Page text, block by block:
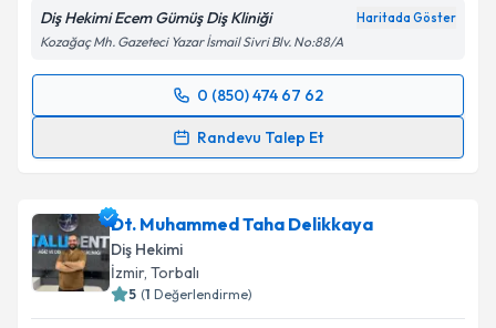
kapsamda işlenmesini kabul ediyorum.
Takvim Talebini Gönder
Diş Hekimi Ecem Gümüş Diş Kliniği Haritada Göster
Kozağaç Mh. Gazeteci Yazar İsmail Sivri Blv. No:88/A
0 (850) 474 67 62
Randevu Talep Et
Randevu Takvimi Talebi
takvim hazırlandığında e-posta ile bilgilendireceğiz.
E-posta Adresiniz
Dt. Muhammed Taha Delikkaya
Diş Hekimi
İzmir, Torbalı
5 (1 Değerlendirme)